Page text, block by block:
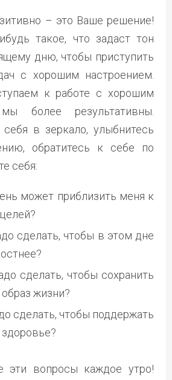
– это Ваше решение!
такое, что задаст тон
дню, чтобы приступить
с хорошим настроением.
к работе с хорошим
мы более результативны.
в зеркало, улыбнитесь
обратитесь к себе по
себя:
может приблизить меня к
сделать, чтобы в этом дне
сделать, чтобы сохранить
жизни?
сделать, чтобы поддержать
эти вопросы каждое утро!